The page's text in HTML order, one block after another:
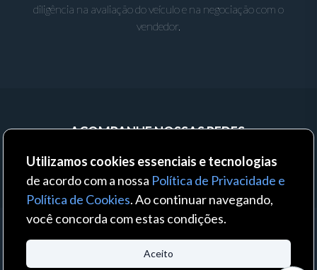
diligência na avaliação do veículo e na negociação com o
vendedor.
ACOMPANHE NOSSAS REDES:
Utilizamos cookies essenciais e tecnologias
de acordo com a nossa Política de Privacidade e
Política de Cookies. Ao continuar navegando,
você concorda com estas condições.
Aceito